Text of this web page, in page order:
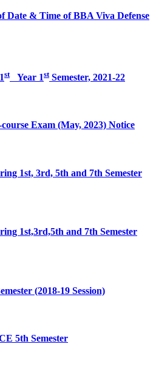
Date & Time of BBA Viva Defense
stYear 1stSemester, 2021-22
Exam (May, 2023) Notice
1st, 3rd, 5th and 7th Semester
1st,3rd,5th and 7th Semester
(2018-19 Session)
5th Semester